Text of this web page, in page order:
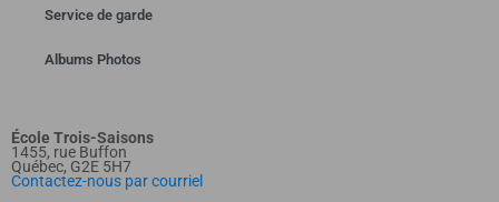
Service de garde
Albums Photos
École Trois-Saisons
1455, rue Buffon
Québec, G2E 5H7
Contactez-nous par courriel